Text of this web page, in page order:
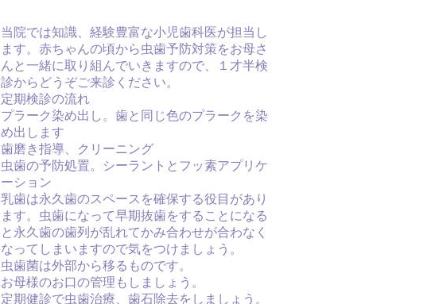
当院では知識、経験豊富な小児歯科医が担当し
ます。赤ちゃんの頃から虫歯予防対策をお母さ
んと一緒に取り組んでいきますので、１才半検
診からどうぞご来診ください。
定期検診の流れ
プラーク染め出し。歯と同じ色のプラークを染
め出します
歯磨き指導、クリーニング
虫歯の予防処置。シーラントとフッ素アプリケ
ーション
乳歯は永久歯のスペースを確保する役目があり
ます。虫歯になって早期抜歯をすることになる
と永久歯の歯列が乱れてかみ合わせが合わなく
なってしまいますので気をつけましょう。
虫歯菌は外部から移るものです。
お母様のお口の管理もしましょう。
定期健診で虫歯治療、歯石除去をしましょう。